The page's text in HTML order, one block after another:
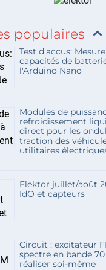
populaires
Test d'accus:
capacités de
l'Arduino Nano
Modules de
refroidissement
direct pour les
traction des
utilitaires
Elektor juillet/août
IdO et capteurs
Circuit : excitateur
spectre en bande
réaliser soi-même